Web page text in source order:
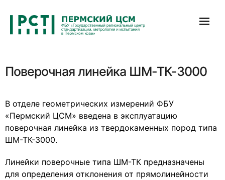
содержимому
Поверочная линейка ШМ-ТК-3000
В отделе геометрических измерений ФБУ
«Пермский ЦСМ» введена в эксплуатацию
поверочная линейка из твердокаменных пород типа
ШМ-ТК-3000.
Линейки поверочные типа ШМ-ТК предназначены
для определения отклонения от прямолинейности